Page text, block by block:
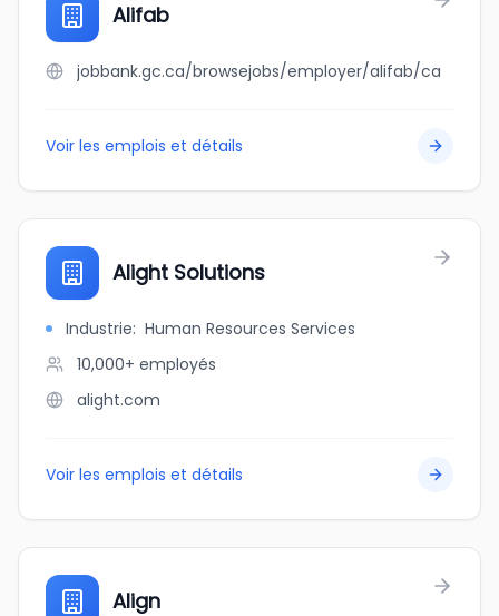
Alifab
jobbank.gc.ca/browsejobs/employer/alifab/ca
Voir les emplois et détails
Alight Solutions
Industrie: Human Resources Services
10,000+ employés
alight.com
Voir les emplois et détails
Align